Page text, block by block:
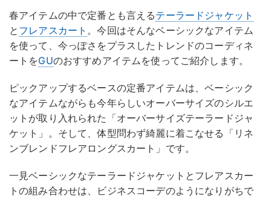
春アイテムの中で定番とも言えるテーラードジャケット
と フレアスカート 。今回はそんなベーシックなアイテム
を使って、今っぽさをプラスしたトレンドのコーディネ
ートをGUのおすすめアイテムを使ってご紹介します。
ピックアップするベースの定番アイテムは、ベーシック
なアイテムながらも今年らしいオーバーサイズのシルエ
ットが取り入れられた「オーバーサイズテーラードジャ
ケット」。そして、体型問わず綺麗に着こなせる「リネ
ンブレンドフレアロングスカート」です。
一見ベーシックなテーラードジャケットとフレアスカー
トの組み合わせは、ビジネスコーデのようになりがちで